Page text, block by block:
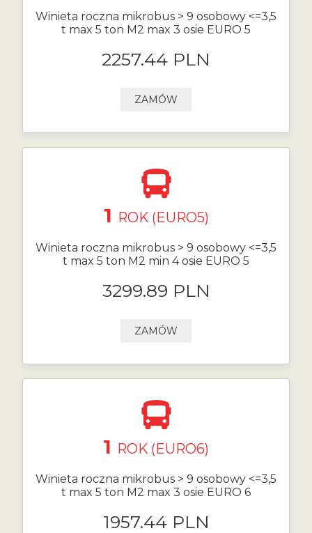
Winieta roczna mikrobus > 9 osobowy <=3,5
t max 5 ton M2 max 3 osie EURO 5
2257.44 PLN
ZAMÓW
1 ROK (EURO5)
Winieta roczna mikrobus > 9 osobowy <=3,5
t max 5 ton M2 min 4 osie EURO 5
3299.89 PLN
ZAMÓW
1 ROK (EURO6)
Winieta roczna mikrobus > 9 osobowy <=3,5
t max 5 ton M2 max 3 osie EURO 6
1957.44 PLN